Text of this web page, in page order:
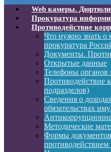
Web камеры. Дюртюли
Прокуратура
Противодействие
Что нужно знать о
прокуратура
Документы.
Открытые данные
Телефоны органов
Противодействие
подразделов)
Сведения о
обязательствах
Методические
Формы